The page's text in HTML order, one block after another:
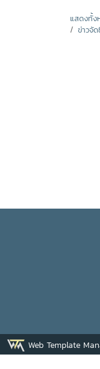
แสดงทั้ง
ข่าวจั
Web Template